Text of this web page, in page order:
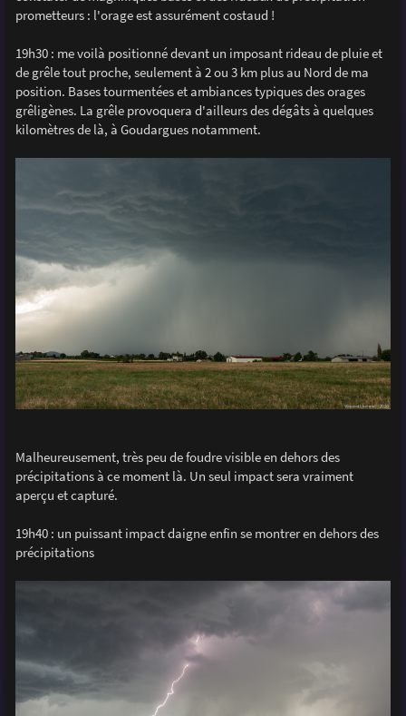
prometteurs : l'orage est assurément costaud !
19h30 : me voilà positionné devant un imposant rideau de pluie et
de grêle tout proche, seulement à 2 ou 3 km plus au Nord de ma
position. Bases tourmentées et ambiances typiques des orages
grêligènes. La grêle provoquera d'ailleurs des dégâts à quelques
kilomètres de là, à Goudargues notamment.
Malheureusement, très peu de foudre visible en dehors des
précipitations à ce moment là. Un seul impact sera vraiment
aperçu et capturé.
19h40 : un puissant impact daigne enfin se montrer en dehors des
précipitations